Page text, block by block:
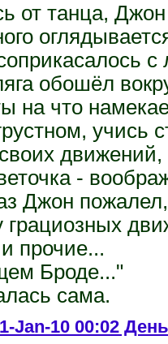
от танца,
обошёл
на что
учись
-
Джон
прочие...
Броде..."
сама.
Jan-10 00:02